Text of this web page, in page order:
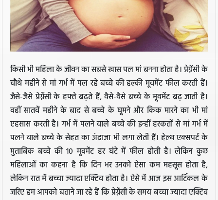
किसी भी महिला के जीवन का सबसे खास पल मां बनना होता है। प्रेग्नेंसी के
चौथे महीने से मां गर्भ में पल रहे बच्चे की हल्की मूवमेंट फील करती हैं।
जैसे-जैसे प्रेग्नेंसी के हफ्ते बढ़ते हैं, वैसे-वैसे बच्चे के मूवमेंट बढ़ जाती है।
वहीं सातवें महीने के बाद से बच्चे के घूमने और किक मारने का भी मां
एहसास करती है। गर्भ में पलने वाले बच्चे की इन्हीं हरकतों से मां गर्भ में
पलने वाले बच्चे के सेहत का अंदाजा भी लगा लेती हैं। हेल्थ एक्सपर्ट के
मुताबिक बच्चे की 10 मूवमेंट हर घंटे में फील होती है। लेकिन कुछ
महिलाओं का कहना है कि दिन भर उनको ऐसा कम महसूस होता है,
लेकिन रात में बच्चा ज्यादा एक्टिव होता है। ऐसे में आज इस आर्टिकल के
जरिए हम आपको बताने जा रहे हैं कि प्रेग्नेंसी के समय बच्चा ज्यादा एक्टिव